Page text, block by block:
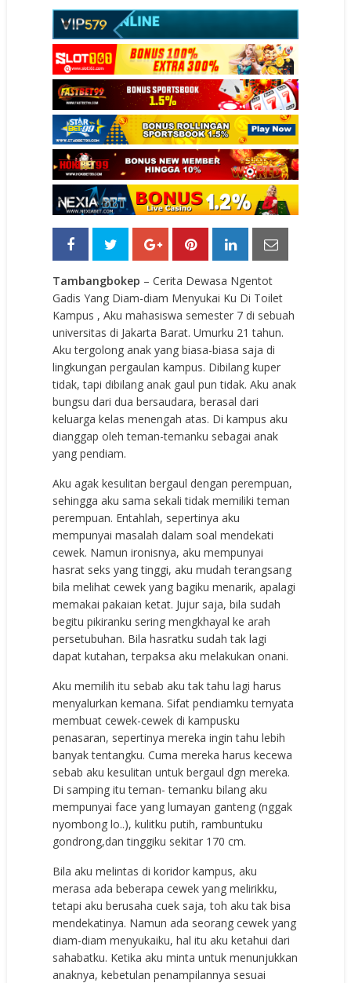
Tambangbokep – Cerita Dewasa Ngentot
Gadis Yang Diam-diam Menyukai Ku Di Toilet
Kampus , Aku mahasiswa semester 7 di sebuah
universitas di Jakarta Barat. Umurku 21 tahun.
Aku tergolong anak yang biasa-biasa saja di
lingkungan pergaulan kampus. Dibilang kuper
tidak, tapi dibilang anak gaul pun tidak. Aku anak
bungsu dari dua bersaudara, berasal dari
keluarga kelas menengah atas. Di kampus aku
dianggap oleh teman-temanku sebagai anak
yang pendiam.
Aku agak kesulitan bergaul dengan perempuan,
sehingga aku sama sekali tidak memiliki teman
perempuan. Entahlah, sepertinya aku
mempunyai masalah dalam soal mendekati
cewek. Namun ironisnya, aku mempunyai
hasrat seks yang tinggi, aku mudah terangsang
bila melihat cewek yang bagiku menarik, apalagi
memakai pakaian ketat. Jujur saja, bila sudah
begitu pikiranku sering mengkhayal ke arah
persetubuhan. Bila hasratku sudah tak lagi
dapat kutahan, terpaksa aku melakukan onani.
Aku memilih itu sebab aku tak tahu lagi harus
menyalurkan kemana. Sifat pendiamku ternyata
membuat cewek-cewek di kampusku
penasaran, sepertinya mereka ingin tahu lebih
banyak tentangku. Cuma mereka harus kecewa
sebab aku kesulitan untuk bergaul dgn mereka.
Di samping itu teman- temanku bilang aku
mempunyai face yang lumayan ganteng (nggak
nyombong lo..), kulitku putih, rambuntuku
gondrong,dan tinggiku sekitar 170 cm.
Bila aku melintas di koridor kampus, aku
merasa ada beberapa cewek yang melirikku,
tetapi aku berusaha cuek saja, toh aku tak bisa
mendekatinya. Namun ada seorang cewek yang
diam-diam menyukaiku, hal itu aku ketahui dari
sahabatku. Ketika aku minta untuk menunjukkan
anaknya, kebetulan penampilannya sesuai